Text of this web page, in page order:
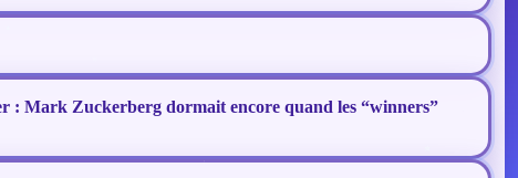
: Mark Zuckerberg dormait encore quand les “winners”